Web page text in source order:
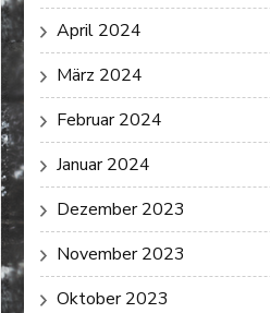
April 2024
März 2024
Februar 2024
Januar 2024
Dezember 2023
November 2023
Oktober 2023